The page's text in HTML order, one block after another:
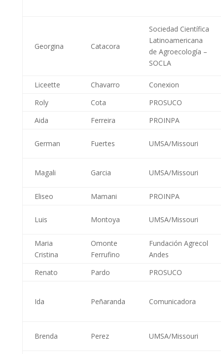
Georgina Catacora
Sociedad Científica
Latinoamericana
de Agroecología –
SOCLA
Liceette Chavarro
Conexion
Roly
Cota
PROSUCO
Aida
Ferreira PROINPA
German Fuertes UMSA/Missouri
Magali Garcia UMSA/Missouri
Eliseo Mamani PROINPA
Luis Montoya UMSA/Missouri
Maria
Cristina
Omonte
Ferrufino
Fundación Agrecol
Andes
Renato
Pardo PROSUCO
Ida Peñaranda Comunicadora
Brenda Perez UMSA/Missouri